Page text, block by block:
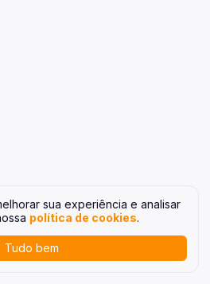
sua experiência e analisar
política de cookies.
Tudo bem